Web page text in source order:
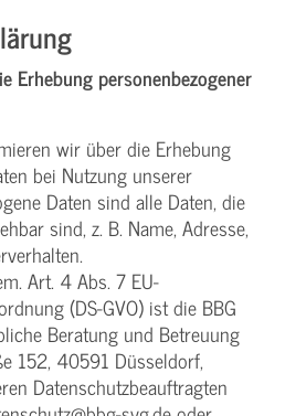
Erhebung personenbezogener
wir über die Erhebung
bei Nutzung unserer
Daten sind alle Daten, die
sind, z. B. Name, Adresse,
Art. 4 Abs. 7 EU-
(DS-GVO) ist die BBG
Beratung und Betreuung
152, 40591 Düsseldorf,
Datenschutzbeauftragten